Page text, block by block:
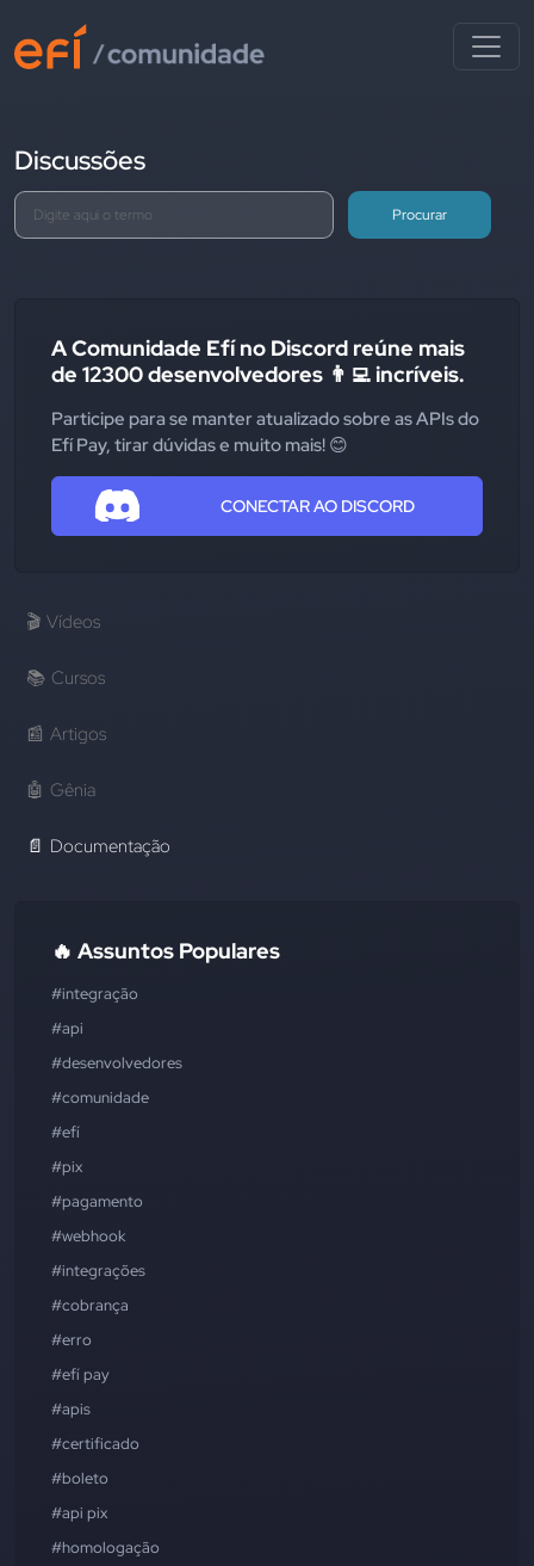
Discussões
Procurar
A Comunidade Efí no Discord reúne mais
de 12300 desenvolvedores 👨‍💻 incríveis.
Participe para se manter atualizado sobre as APIs do
Efí Pay, tirar dúvidas e muito mais! 😊
CONECTAR AO DISCORD
🎬 Vídeos
📚 Cursos
📰 Artigos
🤖 Gênia
📄 Documentação
🔥 Assuntos Populares
#integração
#api
#desenvolvedores
#comunidade
#efí
#pix
#pagamento
#webhook
#integrações
#cobrança
#erro
#efí pay
#apis
#certificado
#boleto
#api pix
#homologação